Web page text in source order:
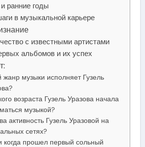
ранние годы
в музыкальной карьере
с известными артистами
альбомов и их успех
жанр музыки исполняет Гузель
возраста Гузель Уразова начала
музыкой?
активность Гузель Уразовой на
сетях?
когда прошел первый сольный